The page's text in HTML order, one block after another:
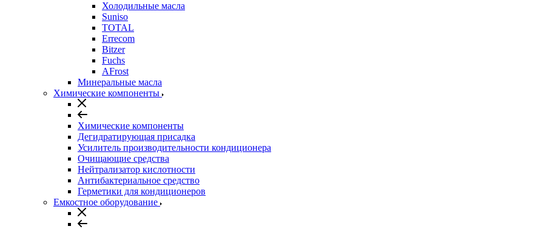
Холодильные масла
Suniso
TOTAL
Errecom
Bitzer
Fuchs
AFrost
Минеральные масла
Химические компоненты
Химические компоненты
Дегидратирующая присадка
Усилитель производительности кондиционера
Очищающие средства
Нейтрализатор кислотности
Антибактериальное средство
Герметики для кондиционеров
Емкостное оборудование